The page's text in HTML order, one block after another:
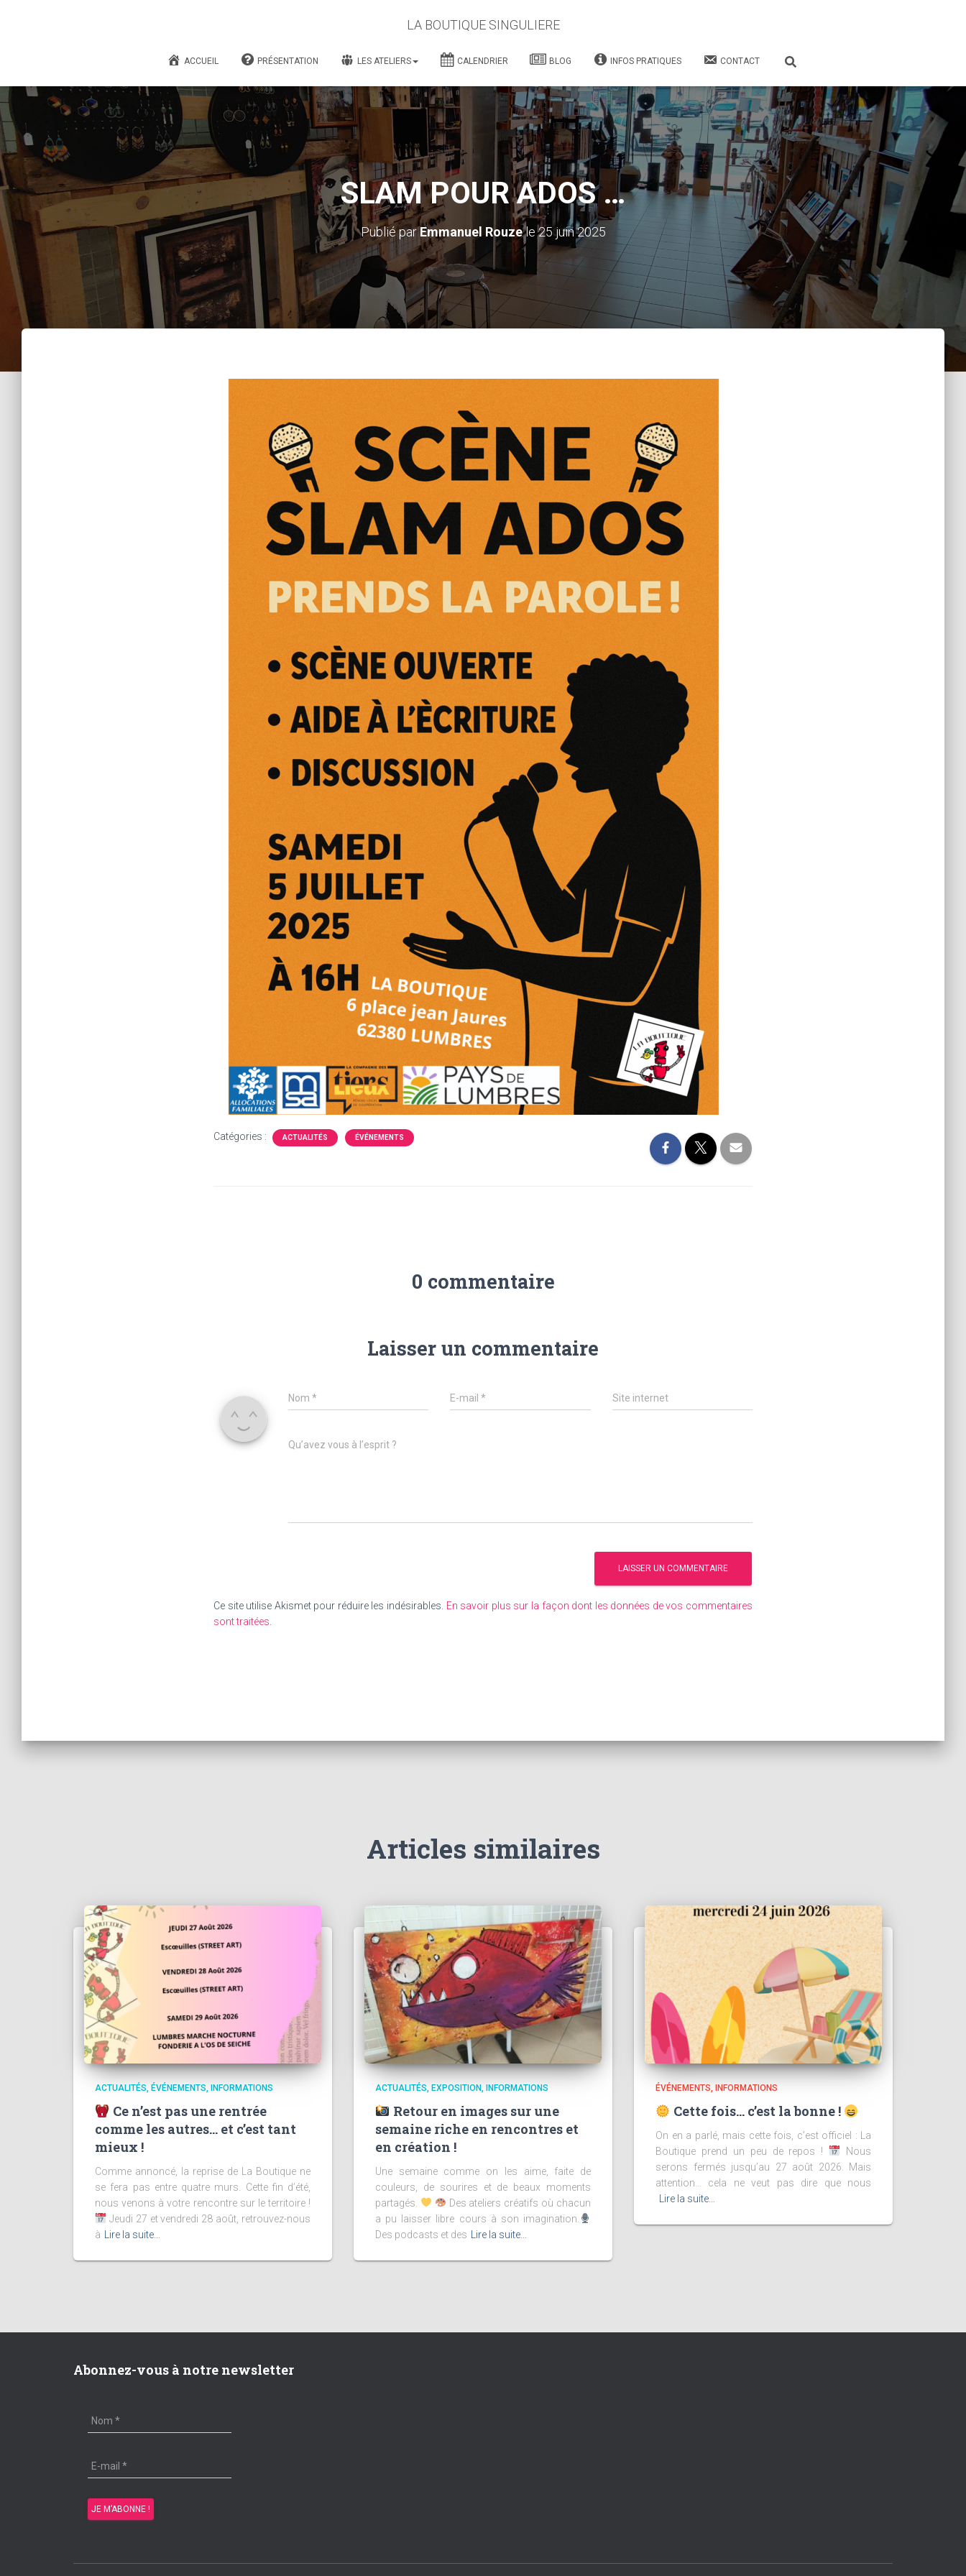
LA BOUTIQUE SINGULIERE
ACCUEIL PRÉSENTATION LES ATELIERS CALENDRIER BLOG INFOS PRATIQUES CONTACT
SLAM POUR ADOS …
Publié parEmmanuel Rouzele25 juin 2025
Catégories : ACTUALITÉS ÉVÉNEMENTS
0 commentaire
Laisser un commentaire
Nom * E-mail* Site internet
Qu’avez vous à l’esprit ?
Ce site utilise Akismet pour réduire les indésirables. En savoir plus sur la façon dont les données de vos commentaires
sont traitées
Articles similaires
ACTUALITÉS ÉVÉNEMENTS INFORMATIONS
Ce n’est pas une rentrée
comme les autres… et c’est tant
mieux !
Comme annoncé, la reprise de La Boutique ne
se fera pas entre quatre murs. Cette fin d’été,
nous venons à votre rencontre sur le territoire !
Jeudi 27 et vendredi 28 août, retrouvez-nous
à
Lire la suite…
ACTUALITÉS EXPOSITION INFORMATIONS
Retour en images sur une
semaine riche en rencontres et
en création !
Une semaine comme on les aime, faite de
couleurs, de sourires et de beaux moments
partagés.
Des ateliers créatifs où chacun
a pu laisser libre cours à son imagination.
Des podcasts et des
Lire la suite…
ÉVÉNEMENTS INFORMATIONS
Cette fois… c’est la bonne !
On en a parlé, mais cette fois, c’est officiel : La
Boutique prend un peu de repos !
Nous
serons fermés jusqu’au 27 août 2026. Mais
attention… cela ne veut pas dire que nous
Lire la suite…
Abonnez-vous à notre newsletter